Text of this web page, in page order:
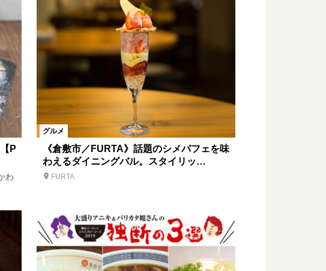
P
わ
グルメ
《倉敷市／FURTA》話題のシメパフェを味
わえるダイニングバル。スタイリッ…
FURTA